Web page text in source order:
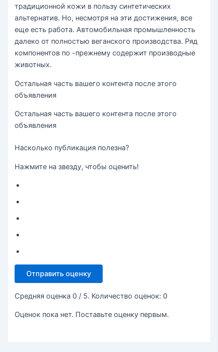
традиционной кожи в пользу синтетических
альтернатив. Но, несмотря на эти достижения, все
еще есть работа. Автомобильная промышленность
далеко от полностью веганского производства. Ряд
компонентов по -прежнему содержит производные
животных.
Остальная часть вашего контента после этого
объявления
Остальная часть вашего контента после этого
объявления
Насколько публикация полезна?
Нажмите на звезду, чтобы оценить!
Отправить оценку
Средняя оценка 0 / 5. Количество оценок: 0
Оценок пока нет. Поставьте оценку первым.